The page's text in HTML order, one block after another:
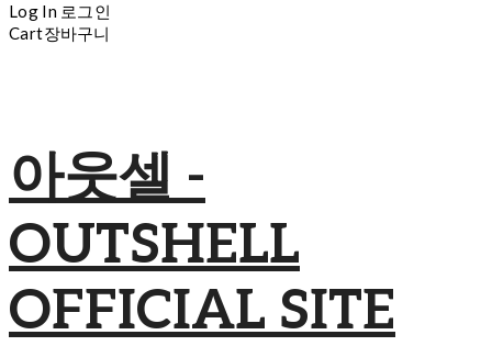
Log In 로그인
Cart장바구니
아웃셀 -
OUTSHELL
OFFICIAL SITE